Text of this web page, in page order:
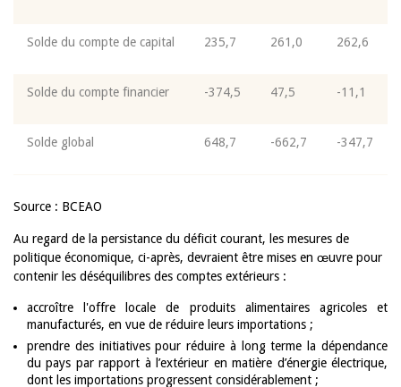
Solde du compte de capital 235,7 261,0 262,6
Solde du compte financier -374,5 47,5 -11,1
Solde global 648,7 -662,7 -347,7
Source : BCEAO
Au regard de la persistance du déficit courant, les mesures de
politique économique, ci-après, devraient être mises en œuvre pour
contenir les déséquilibres des comptes extérieurs :
accroître l'offre locale de produits alimentaires agricoles et
manufacturés, en vue de réduire leurs importations ;
prendre des initiatives pour réduire à long terme la dépendance
du pays par rapport à l’extérieur en matière d’énergie électrique,
dont les importations progressent considérablement ;